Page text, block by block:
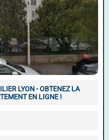
LYON - OBTENEZ LA
EN LIGNE !